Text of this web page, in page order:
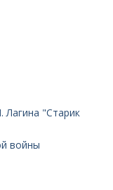
Лагина "Старик
войны